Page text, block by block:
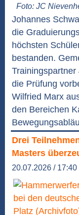
Foto: JC
Johannes
die
höchsten
bestanden.
die Prüfung
Wilfried Marx
den Bereichen
Drei
Masters
20.07.2026 / 17:40